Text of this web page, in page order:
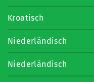
Kroatisch
Niederländisch
Niederländisch